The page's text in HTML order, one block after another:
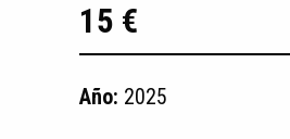
15 €
Año: 2025